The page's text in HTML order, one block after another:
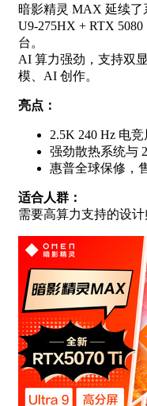
暗影精灵 MAX 延续了
U9-275HX + RTX
台。
AI 算力强劲，支持双
模、AI 创作。
亮点：
2.5K 240 Hz 电
强劲散热系统与
惠普全球保修，
适合人群：
需要高算力支持的设计